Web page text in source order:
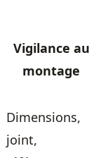
Vigilance au
montage
Dimensions,
joint,